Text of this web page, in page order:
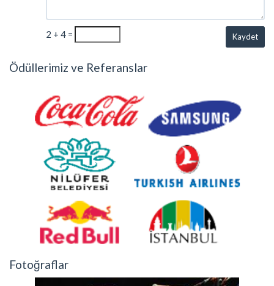
2 + 4 = Kaydet
Ödüllerimiz ve Referanslar
Fotoğraflar